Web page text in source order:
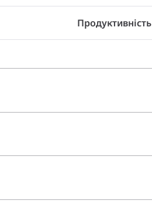
Продуктивність